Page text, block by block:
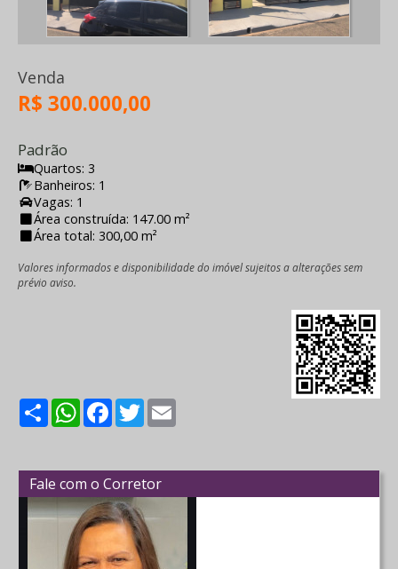
Venda
R$ 300.000,00
Padrão
Quartos: 3
Banheiros: 1
Vagas: 1
Área construída: 147.00 m²
Área total: 300,00 m²
Valores informados e disponibilidade do imóvel sujeitos a alterações sem
prévio aviso.
ShareWhatsApp
Facebook
Twitter
Fale com o Corretor